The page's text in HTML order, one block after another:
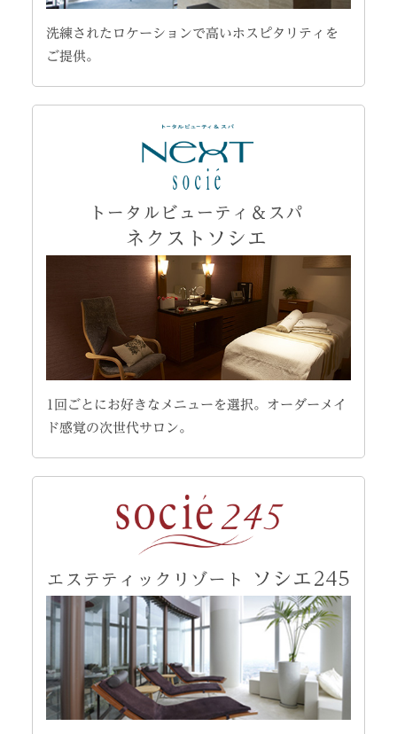
洗練されたロケーションで高いホスピタリティを
ご提供。
1回ごとにお好きなメニューを選択。オーダーメイ
ド感覚の次世代サロン。